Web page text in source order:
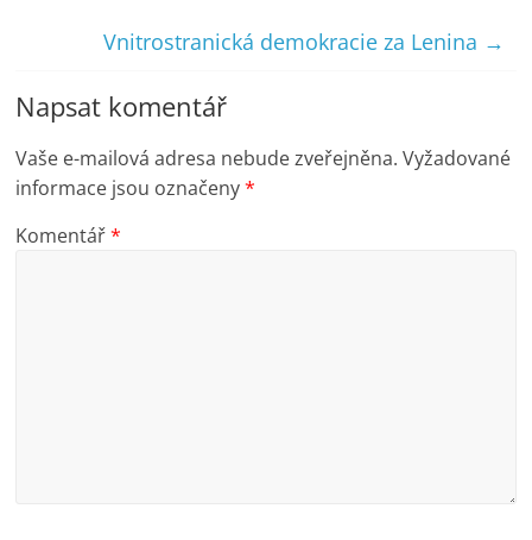
Vnitrostranická demokracie za Lenina →
Napsat komentář
Vaše e-mailová adresa nebude zveřejněna. Vyžadované
informace jsou označeny*
Komentář*